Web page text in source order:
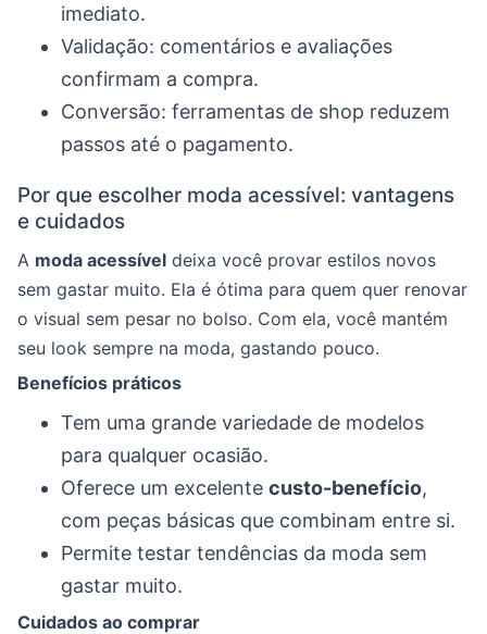
imediato.
Validação: comentários e avaliações
confirmam a compra.
Conversão: ferramentas de shop reduzem
passos até o pagamento.
Por que escolher moda acessível: vantagens
e cuidados
A moda acessível deixa você provar estilos novos
sem gastar muito. Ela é ótima para quem quer renovar
o visual sem pesar no bolso. Com ela, você mantém
seu look sempre na moda, gastando pouco.
Benefícios práticos
Tem uma grande variedade de modelos
para qualquer ocasião.
Oferece um excelente custo-benefício,
com peças básicas que combinam entre si.
Permite testar tendências da moda sem
gastar muito.
Cuidados ao comprar